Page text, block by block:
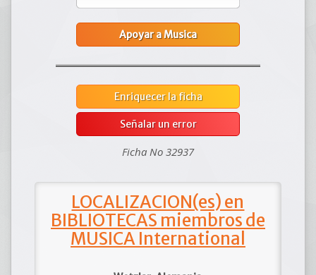
Apoyar a Musica
Enriquecer la ficha
Señalar un error
Ficha No 32937
LOCALIZACION(es) en
BIBLIOTECAS miembros de
MUSICA International